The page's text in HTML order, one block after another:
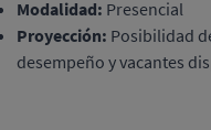
Modalidad: Presencial
Proyección: Posibilidad
desempeño y vacantes